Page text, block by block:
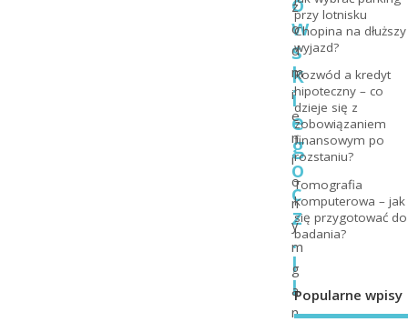
w
s
k
i
e
g
o
c
z
.
I
I
z
o
d
m
i
e
n
i
o
n
y
m
g
a
n
przy lotnisku
Chopina na dłuższy
wyjazd?
Rozwód a kredyt
hipoteczny – co
dzieje się z
zobowiązaniem
finansowym po
rozstaniu?
Tomografia
komputerowa – jak
się przygotować do
badania?
Popularne wpisy